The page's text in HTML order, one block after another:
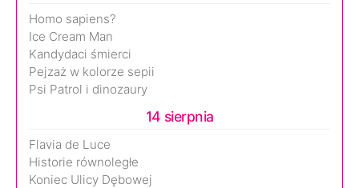
Homo sapiens?
Ice Cream Man
Kandydaci śmierci
Pejzaż w kolorze sepii
Psi Patrol i dinozaury
14 sierpnia
Flavia de Luce
Historie równoległe
Koniec Ulicy Dębowej